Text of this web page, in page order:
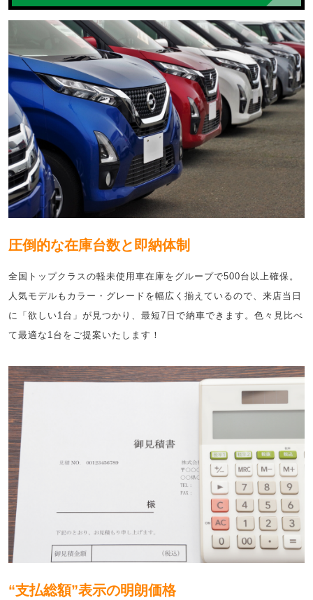
圧倒的な在庫台数と即納体制
全国トップクラスの軽未使用車在庫をグループで500台以上確保。
人気モデルもカラー・グレードを幅広く揃えているので、来店当日
に「欲しい1台」が見つかり、最短7日で納車できます。色々見比べ
て最適な1台をご提案いたします！
“支払総額”表示の明朗価格